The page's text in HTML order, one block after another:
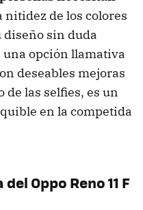
nitidez de los colores
diseño sin duda
una opción llamativa
deseables mejoras
las selfies, es un
en la competida
Oppo Reno 11 F